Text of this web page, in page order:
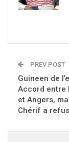
PREV POST
Guineen de
Accord entre
et Angers,
Chérif a